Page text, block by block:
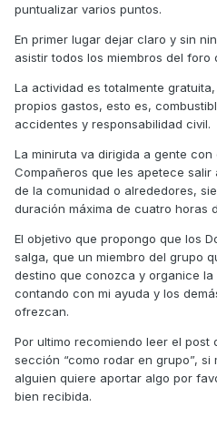
puntualizar varios puntos.
En primer lugar dejar claro y sin
asistir todos los miembros del foro
La actividad es totalmente
propios gastos, esto es,
accidentes y responsabilidad civil.
La miniruta va dirigida a gente con
Compañeros que les apetece
de la comunidad o alrededores,
duración máxima de cuatro horas
El objetivo que propongo que los
salga, que un miembro del grupo
destino que conozca y organice la
contando con mi ayuda y los
ofrezcan.
Por ultimo recomiendo leer el post
sección “como rodar en grupo”,
alguien quiere aportar algo por
bien recibida.